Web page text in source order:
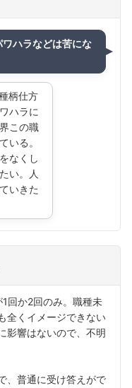
ワハラなどは苦にな
柄仕方
ハラに
この職
いる。
なくし
い。人
いきた
回か2回のみ。職種未
全くイメージできない
影響はないので、不明
、普通に受け答えがで